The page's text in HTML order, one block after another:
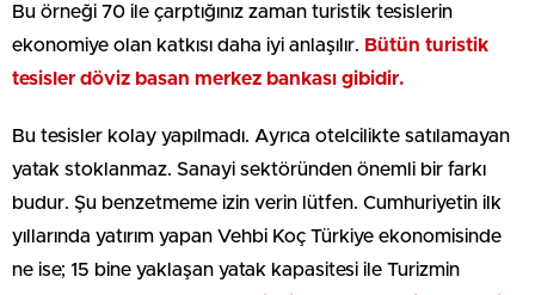
Bu örneği 70 ile çarptığınız zaman turistik tesislerin
ekonomiye olan katkısı daha iyi anlaşılır. Bütün turistik
tesisler döviz basan merkez bankası gibidir.
Bu tesisler kolay yapılmadı. Ayrıca otelcilikte satılamayan
yatak stoklanmaz. Sanayi sektöründen önemli bir farkı
budur. Şu benzetmeme izin verin lütfen. Cumhuriyetin ilk
yıllarında yatırım yapan Vehbi Koç Türkiye ekonomisinde
ne ise; 15 bine yaklaşan yatak kapasitesi ile Turizmin